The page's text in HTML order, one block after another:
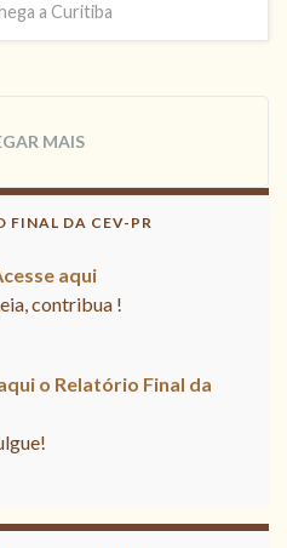
a Curitiba
MAIS
FINAL DA CEV-PR
aqui
contribua !
o Relatório Final da
contribua !